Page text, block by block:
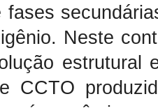
fases
Neste
estrutural
CCTO